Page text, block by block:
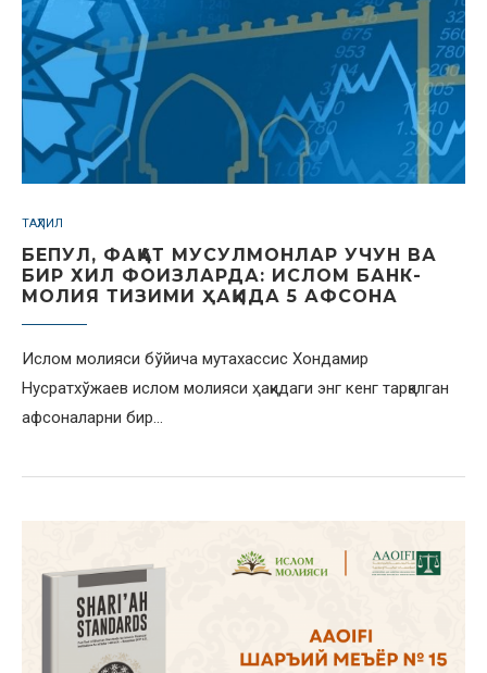
ТАҲЛИЛ
БЕПУЛ, ФАҚАТ МУСУЛМОНЛАР УЧУН ВА
БИР ХИЛ ФОИЗЛАРДА: ИСЛОМ БАНК-
МОЛИЯ ТИЗИМИ ҲАҚИДА 5 АФСОНА
Ислом молияси бўйича мутахассис Хондамир
Нусратхўжаев ислом молияси ҳақидаги энг кенг тарқалган
афсоналарни бир…